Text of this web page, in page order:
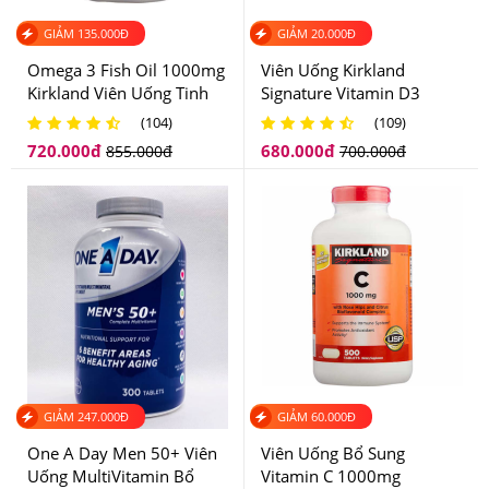
Kobayashi Nhật Bản rất tốt cho những người hút nhiều
GIẢM 135.000Đ
Omega 3 Fish Oil 1000mg
Kirkland Viên Uống Tinh
Dầu Cá Của Mỹ(104)
720.000đ 855.000đ
GIẢM 20.000Đ
Viên Uống Kirkland
Signature Vitamin D3
2000 IU Cao Cấp Của Mỹ
(109)
680.000đ 700.000đ
GIẢM 247.000Đ
One A Day Men 50+ Viên
Uống MultiVitamin Bổ
GIẢM 60.000Đ
Viên Uống Bổ Sung
Vitamin C 1000mg